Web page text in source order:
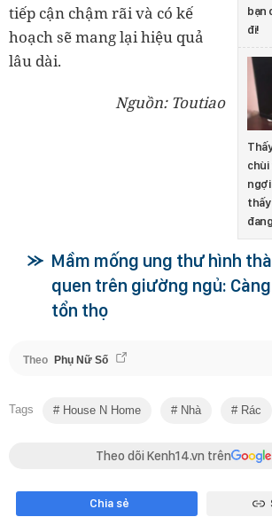
bạn
đi!
chùi
ngợi
thấy
tiếp cận chậm rãi và có kế
hoạch sẽ mang lại hiệu quả
lâu dài.
Nguồn: Toutiao
Mầm mống ung thư hình
quen trên giường ngủ:
tổn thọ
Theo Phụ Nữ Số
Tags House N Home Nhà Rác
Theo dõi Kenh14.vn trên
Chia sẻ